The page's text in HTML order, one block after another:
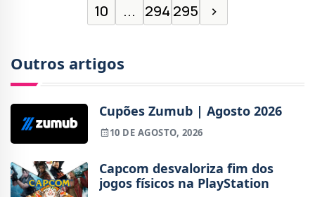
10
... 294 295 ›
Outros artigos
Cupões Zumub | Agosto 2026
10 DE AGOSTO, 2026
Capcom desvaloriza fim dos
jogos físicos na PlayStation